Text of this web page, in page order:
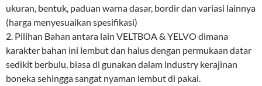
ukuran, bentuk, paduan warna dasar, bordir dan variasi lainnya
(harga menyesuaikan spesifikasi)
2. Pilihan Bahan antara lain VELTBOA & YELVO dimana
karakter bahan ini lembut dan halus dengan permukaan datar
sedikit berbulu, biasa di gunakan dalam industry kerajinan
boneka sehingga sangat nyaman lembut di pakai.